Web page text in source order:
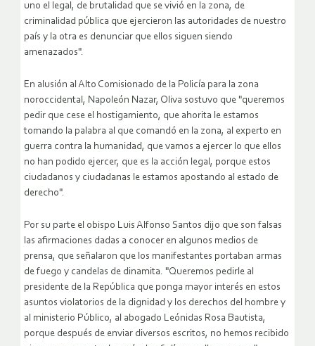
uno el legal, de brutalidad que se vivió en la zona, de
criminalidad pública que ejercieron las autoridades de nuestro
país y la otra es denunciar que ellos siguen siendo
amenazados".
En alusión al Alto Comisionado de la Policía para la zona
noroccidental, Napoleón Nazar, Oliva sostuvo que "queremos
pedir que cese el hostigamiento, que ahorita le estamos
tomando la palabra al que comandó en la zona, al experto en
guerra contra la humanidad, que vamos a ejercer lo que ellos
no han podido ejercer, que es la acción legal, porque estos
ciudadanos y ciudadanas le estamos apostando al estado de
derecho".
Por su parte el obispo Luis Alfonso Santos dijo que son falsas
las afirmaciones dadas a conocer en algunos medios de
prensa, que señalaron que los manifestantes portaban armas
de fuego y candelas de dinamita. "Queremos pedirle al
presidente de la República que ponga mayor interés en estos
asuntos violatorios de la dignidad y los derechos del hombre y
al ministerio Público, al abogado Leónidas Rosa Bautista,
porque después de enviar diversos escritos, no hemos recibido